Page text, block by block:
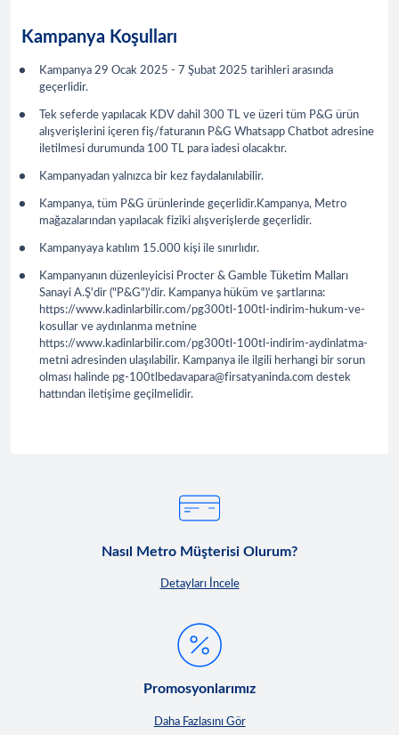
Kampanya Koşulları
Kampanya 29 Ocak 2025 - 7 Şubat 2025 tarihleri arasında
geçerlidir.
Tek seferde yapılacak KDV dahil 300 TL ve üzeri tüm P&G ürün
alışverişlerini içeren fiş/faturanın P&G Whatsapp Chatbot adresine
iletilmesi durumunda 100 TL para iadesi olacaktır.
Kampanyadan yalnızca bir kez faydalanılabilir.
Kampanya, tüm P&G ürünlerinde geçerlidir.Kampanya, Metro
mağazalarından yapılacak fiziki alışverişlerde geçerlidir.
Kampanyaya katılım 15.000 kişi ile sınırlıdır.
Kampanyanın düzenleyicisi Procter & Gamble Tüketim Malları
Sanayi A.Ş'dir ("P&G")'dir. Kampanya hüküm ve şartlarına:
https://www.kadinlarbilir.com/pg300tl-100tl-indirim-hukum-ve-
kosullar ve aydınlanma metnine
https://www.kadinlarbilir.com/pg300tl-100tl-indirim-aydinlatma-
metni adresinden ulaşılabilir. Kampanya ile ilgili herhangi bir sorun
olması halinde pg-100tlbedavapara@firsatyaninda.com destek
hattından iletişime geçilmelidir.
Nasıl Metro Müşterisi Olurum?
Detayları İncele
Promosyonlarımız
Daha Fazlasını Gör